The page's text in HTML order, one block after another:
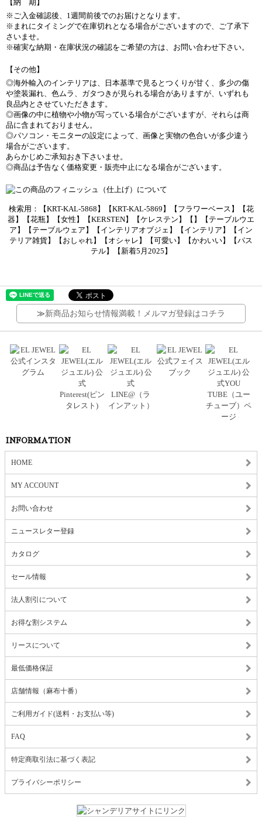
【納 期】
※ご入金確認後、1週間前後でのお届けとなります。
※まれにタイミングで在庫切れとなる場合がございますので、ご了承下
さいませ。
※確実な納期・在庫状況の確認をご希望の方は、お問い合わせ下さい。
【その他】
◎海外輸入のインテリアは、日本基準で見るとつくりが甘く、多少の傷
や塗装漏れ、色ムラ、ガタつきが見られる場合がありますが、いずれも
良品内とさせていただきます。
◎画像の中に植物や小物が写っている場合がございますが、それらは商
品に含まれておりません。
◎パソコン・モニターの設定によって、画像と実物の色合いが多少違う
場合がございます。
あらかじめご承知おき下さいませ。
◎商品は予告なく価格変更・販売中止になる場合がございます。
検索用：【KRT-KAL-5868】【KRT-KAL-5869】【フラワーベース】【花
器】【花瓶】【女性】【KERSTEN】【ケレステン】【】【テーブルウエ
ア】【テーブルウェア】【インテリアオブジェ】【インテリア】【イン
テリア雑貨】【おしゃれ】【オシャレ】【可愛い】【かわいい】【パス
テル】【新着5月2025】
≫新商品お知らせ情報満載！メルマガ登録はコチラ
INFORMATION
HOME
MY ACCOUNT
お問い合わせ
ニュースレター登録
カタログ
セール情報
法人割引について
お得な割システム
リースについて
最低価格保証
店舗情報（麻布十番）
ご利用ガイド(送料・お支払い等)
FAQ
特定商取引法に基づく表記
プライバシーポリシー